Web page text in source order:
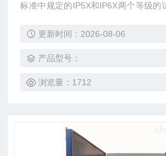
标准中规定的IP5X和IP6X两个等级的
灯、仪表、电气防尘套、转向系统、
护，各项指标都符合国家标准。
更新时间：2026-08-06
产品型号：
浏览量：1712